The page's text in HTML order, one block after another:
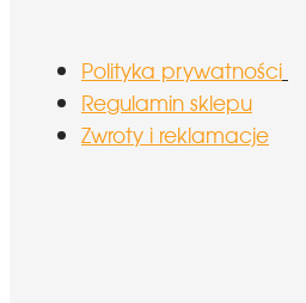
Polityka prywatności
Regulamin sklepu
Zwroty i reklamacje